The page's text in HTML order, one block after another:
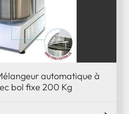
automatique à
bol fixe 200 Kg